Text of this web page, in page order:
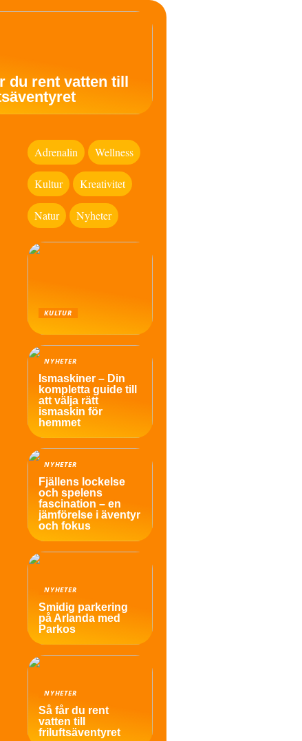
du rent vatten till
Adrenalin Wellness
Kultur Kreativitet
Natur Nyheter
KULTUR
NYHETER
Ismaskiner – Din
kompletta guide till
att välja rätt
ismaskin för
hemmet
NYHETER
Fjällens lockelse
och spelens
fascination – en
jämförelse i äventyr
och fokus
NYHETER
Smidig parkering
på Arlanda med
Parkos
NYHETER
Så får du rent
vatten till
friluftsäventyret